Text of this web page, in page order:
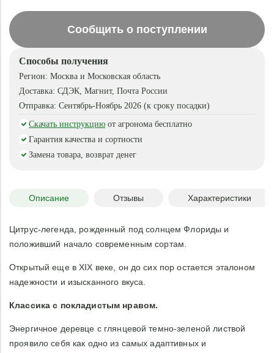
Сообщить о поступлении
Способы получения
Регион: Москва и Московская область
Доставка: СДЭК, Магнит, Почта России
Отправка: Сентябрь-Ноябрь 2026 (к сроку посадки)
Скачать инструкцию от агронома бесплатно
Гарантия качества и сортности
Замена товара, возврат денег
Описание Отзывы Характеристики
Цитрус-легенда, рожденный под солнцем Флориды и
положивший начало современным сортам.
Открытый еще в XIX веке, он до сих пор остается эталоном
надежности и изысканного вкуса.
Классика с покладистым нравом.
Энергичное деревце с глянцевой темно-зеленой листвой
проявило себя как одно из самых адаптивных и